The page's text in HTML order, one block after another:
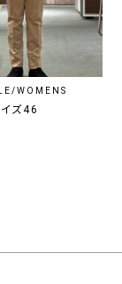
WOMENS
ズ46